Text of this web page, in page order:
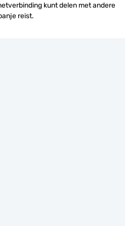
kunt delen met andere
reist.